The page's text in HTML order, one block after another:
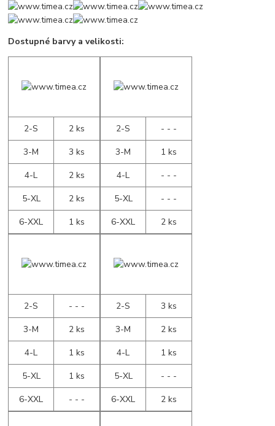
Dostupné barvy a velikosti:
2-S
2 ks
3-M
3 ks
4-L
2 ks
5-XL
2 ks
6-XXL
1 ks
2-S
- - -
3-M
1 ks
4-L
- - -
5-XL
- - -
6-XXL
2 ks
2-S
- - -
3-M
2 ks
4-L
1 ks
5-XL
1 ks
6-XXL
- - -
2-S
3 ks
3-M
2 ks
4-L
1 ks
5-XL
- - -
6-XXL
2 ks